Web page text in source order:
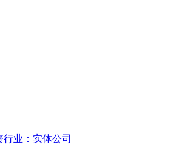
行业：实体公司